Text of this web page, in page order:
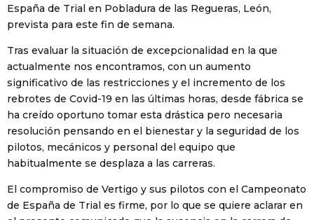
España de Trial en Pobladura de las Regueras, León,
prevista para este fin de semana.
Tras evaluar la situación de excepcionalidad en la que
actualmente nos encontramos, con un aumento
significativo de las restricciones y el incremento de los
rebrotes de Covid-19 en las últimas horas, desde fábrica se
ha creído oportuno tomar esta drástica pero necesaria
resolución pensando en el bienestar y la seguridad de los
pilotos, mecánicos y personal del equipo que
habitualmente se desplaza a las carreras.
El compromiso de Vertigo y sus pilotos con el Campeonato
de España de Trial es firme, por lo que se quiere aclarar en